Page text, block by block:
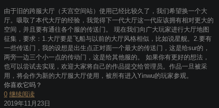
由于旧的跨服大厅（天宫空间站）使用已经比较久了，我们希望换一个大
厅。吸取了本代大厅的经验，我觉得下一代大厅这一代应该拥有相对更大的
空间，并且要有通往各个服的传送门。 现在我们向广大玩家进行大厅地图
征集，要求：1.大厅要是飞船与以前的大厅风格相似，比如说星舰。2.要有
一些传送门，我的设想是出生点正对面一个最大的传送门，这是给sur的，
两旁一边三个小一点的传动门，这是给其他服的。 如果你有更好的想法，
也可以尝试去实现，欢迎大家将自己的作品提交给管理员。作品一旦被采
用，将会作为新的大厅服大厅使用，被所有进入Yinwu的玩家参观。
你喜欢它吗？
0 继续阅读
2019年11月23日